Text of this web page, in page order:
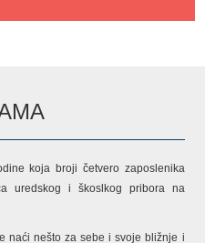
koja broji četvero zaposlenika
uredskog i škoslkog pribora na
naći nešto za sebe i svoje bližnje i